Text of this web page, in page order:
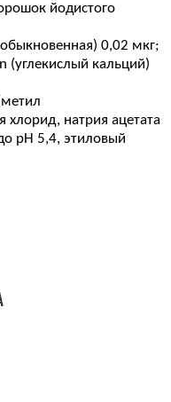
йодистого
0,02 мкг;
кальций)
хлорид, натрия ацетата
рН 5,4, этиловый